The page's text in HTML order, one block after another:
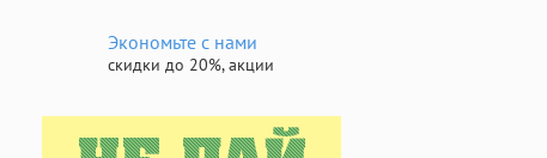
Экономьте с нами
скидки до 20%, акции